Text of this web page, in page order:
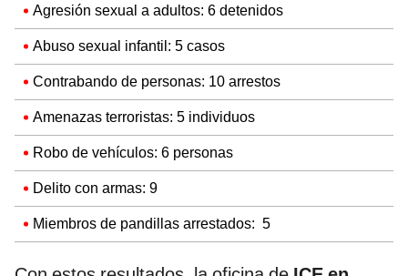
Agresión sexual a adultos: 6 detenidos
Abuso sexual infantil: 5 casos
Contrabando de personas: 10 arrestos
Amenazas terroristas: 5 individuos
Robo de vehículos: 6 personas
Delito con armas: 9
Miembros de pandillas arrestados: 5